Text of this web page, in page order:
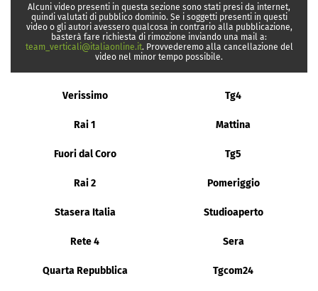
Alcuni video presenti in questa sezione sono stati presi da internet,
quindi valutati di pubblico dominio. Se i soggetti presenti in questi
video o gli autori avessero qualcosa in contrario alla pubblicazione,
basterà fare richiesta di rimozione inviando una mail a:
team_verticali@italiaonline.it. Provvederemo alla cancellazione del
video nel minor tempo possibile.
Verissimo Tg4
Rai 1 Mattina
Fuori dal Coro Tg5
Rai 2 Pomeriggio
Stasera Italia Studioaperto
Rete 4 Sera
Quarta Repubblica Tgcom24